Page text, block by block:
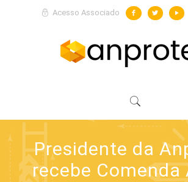
Acesso Associado
Presidente da
recebe Comenda